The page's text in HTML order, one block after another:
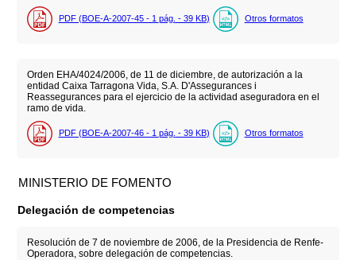
PDF (BOE-A-2007-45 - 1 pág. - 39 KB) Otros formatos
Orden EHA/4024/2006, de 11 de diciembre, de autorización a la
entidad Caixa Tarragona Vida, S.A. D'Assegurances i
Reassegurances para el ejercicio de la actividad aseguradora en el
ramo de vida.
PDF (BOE-A-2007-46 - 1 pág. - 39 KB) Otros formatos
MINISTERIO DE FOMENTO
Delegación de competencias
Resolución de 7 de noviembre de 2006, de la Presidencia de Renfe-
Operadora, sobre delegación de competencias.